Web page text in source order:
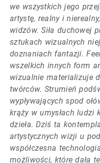
we wszystkich jego
artystę, realny i
widzów. Siła duchowej
sztukach wizualnych
doznaniach fantazji.
wszelkich innych form
wizualnie materializuje
twórców. Strumień
wypływających spod
krąży w umysłach ludzi
dzieła. Dziś ta
artystycznych wizji u
współczesna
możliwości, które dała